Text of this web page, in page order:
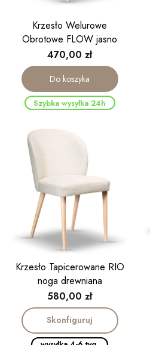
Krzesło Welurowe
Obrotowe FLOW jasno
beżowe noga drewniana
kolor dąb
Cena
470,00 zł
Do koszyka
Szybka wysyłka 24h
Krzesło Tapicerowane RIO
noga drewniana
Cena
580,00 zł
Skonfiguruj